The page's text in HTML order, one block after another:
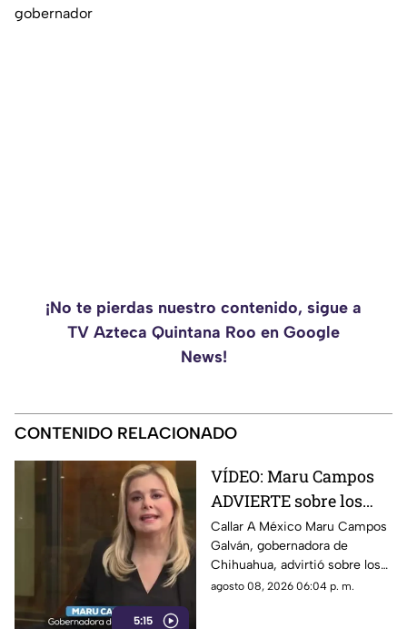
gobernador
¡No te pierdas nuestro contenido, sigue a
TV Azteca Quintana Roo en Google
News!
CONTENIDO RELACIONADO
5:15
VÍDEO: Maru Campos
ADVIERTE sobre los
RIESGOS de los nuevos
lineamientos
propuestos por el
Gobierno
Callar A México Maru Campos
Galván, gobernadora de
Chihuahua, advirtió sobre los
riesgos que podrían
agosto 08, 2026 06:04 p. m.